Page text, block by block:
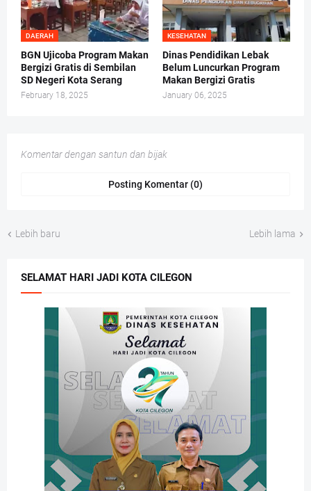
DAERAH
BGN Ujicoba Program Makan
Bergizi Gratis di Sembilan
SD Negeri Kota Serang
February 18, 2025
KESEHATAN
Dinas Pendidikan Lebak
Belum Luncurkan Program
Makan Bergizi Gratis
January 06, 2025
Komentar dengan santun dan bijak
Posting Komentar (0)
Lebih baru Lebih lama
SELAMAT HARI JADI KOTA CILEGON